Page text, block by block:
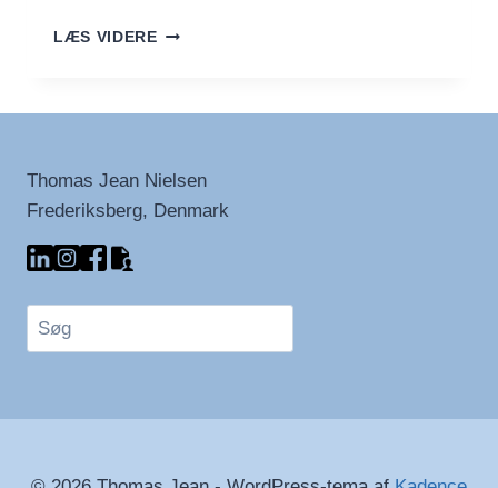
LÆS VIDEREVALNØDDEHVEDER
Thomas Jean Nielsen
Frederiksberg, Denmark
Søg